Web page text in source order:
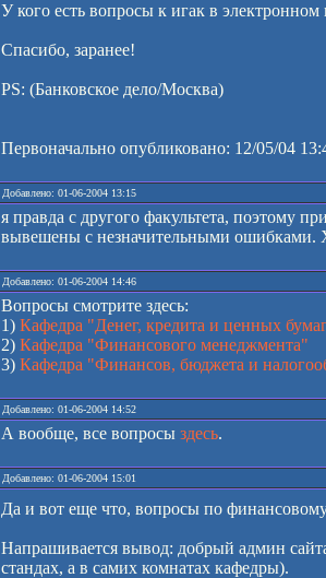
У кого есть вопросы к игак в
Спасибо, заранее!
PS: (Банковское дело/Москва)
Первоначально опубликовано: 12/05/04
Добавлено: 01-06-2004 13:15
я правда с другого факультета, поэтому
вывешены с незначительными ошибками.
Добавлено: 01-06-2004 14:46
Вопросы смотрите здесь:
1) Кафедра "Денег, кредита и ценных
2) Кафедра "Финансового менеджмента"
3) Кафедра "Финансов, бюджета и
Добавлено: 01-06-2004 14:52
А вообще, все вопросы здесь.
Добавлено: 01-06-2004 15:01
Да и вот еще что, вопросы по
Напрашивается вывод: добрый админ
стандах, а в самих комнатах кафедры).